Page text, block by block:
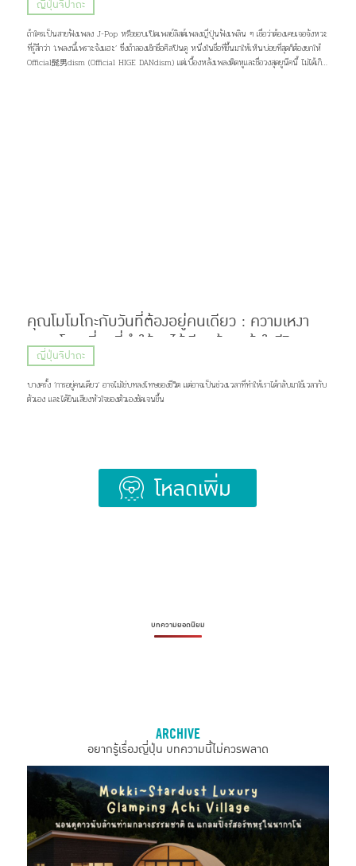
ฝันจนสำเร็จ
ญี่ปุ่นจิปาถะ
ถ้าใครเป็นสายฟังเพลง J-Pop หรือชอบเปิดเพลย์ลิสต์เพลงญี่ปุ่นฟังเพลิน ๆ เชื่อว่าต้องเคยเจอจังหวะ
ที่รู้สึกว่า ‘เพลงนี้เพราะจังแฮะ’ ซึ่งถ้าลองเช็กชื่อศิลปินดู หนึ่งในชื่อที่ขึ้นมาให้เห็นบ่อยที่สุดก็ต้องยกให้
Official髭男dism (Official HIGE DANdism) แต่เบื้องหลังเพลงติดหูและชื่อวงสุดยูนีคนี้ ไม่ได้เกิด
คุณโมโมโกะกับวันที่ต้องอยู่คนเดียว : ความเหงา
ความโดดเดี่ยวที่ทำให้เราได้เรียนรู้และเข้าใจชีวิต
อย่างแท้จริง
ญี่ปุ่นจิปาถะ
บางครั้ง ’การอยู่คนเดียว‘ อาจไม่ใช่บทลงโทษของชีวิต แต่อาจเป็นช่วงเวลาที่ทำให้เราได้กลับมาใช้เวลากับ
ตัวเอง และได้ยินเสียงหัวใจของตัวเองชัดเจนขึ้น
บทความยอดนิยม
ARCHIVE
อยากรู้เรื่องญี่ปุ่น บทความนี้ไม่ควรพลาด